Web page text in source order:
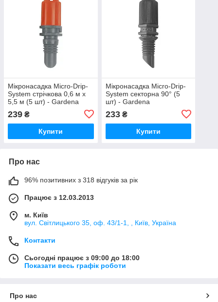
Мікронасадка Micro-Drip-
System стрічкова 0,6 м х
5,5 м (5 шт) - Gardena
239 ₴
Купити
Мікронасадка Micro-Drip-
System секторна 90° (5
шт) - Gardena
233₴
Купити
Про нас
96% позитивних з 318 відгуків за рік
Працює з 12.03.2013
м. Київ
вул. Світлицького 35, оф. 43/1-1, , Київ, Україна
Контакти
Сьогодні працює з 09:00 до 18:00
Показати весь графік роботи
Про нас